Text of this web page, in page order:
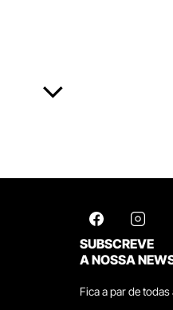
SUBSCREVE
A NOSSA
Fica a par de